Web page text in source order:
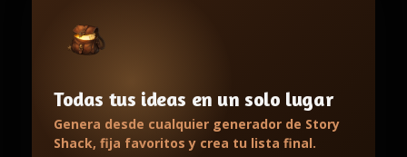
Todas tus ideas en un solo lugar
Genera desde cualquier generador de Story
Shack, fija favoritos y crea tu lista final.